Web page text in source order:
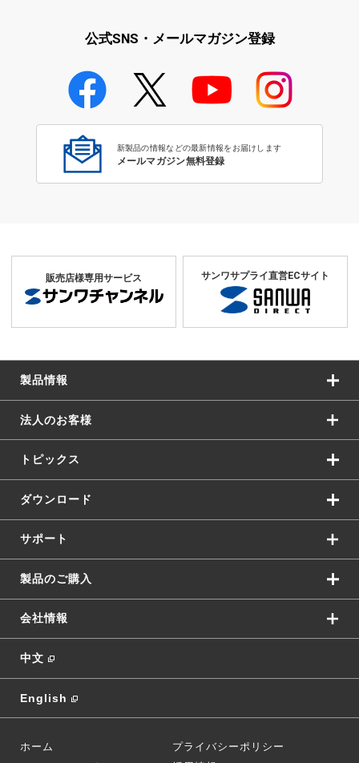
学校教育のICT環境整備特集
公式SNS・メールマガジン登録
新製品の情報などの最新情報をお届けします
メールマガジン無料登録
販売店様専用サービス サンワサプライ直営ECサイト
製品情報
法人のお客様
トピックス
ダウンロード
サポート
製品のご購入
会社情報
中文
English
ホーム
プライバシーポリシー